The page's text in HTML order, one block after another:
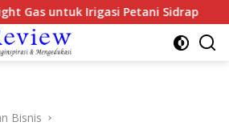
untuk Irigasi Petani Sidrap
Bisnis